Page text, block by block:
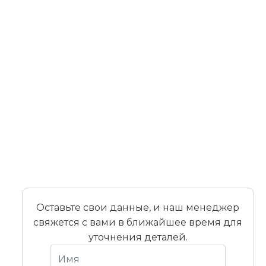
Оставьте свои данные, и наш менеджер
свяжется с вами в ближайшее время для
уточнения деталей.